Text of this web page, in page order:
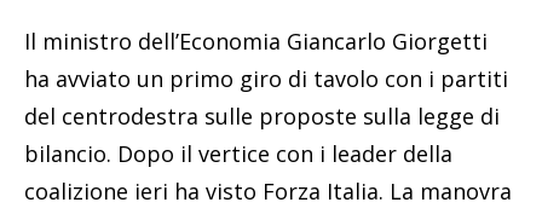
Il ministro dell’Economia Giancarlo Giorgetti
ha avviato un primo giro di tavolo con i partiti
del centrodestra sulle proposte sulla legge di
bilancio. Dopo il vertice con i leader della
coalizione ieri ha visto Forza Italia. La manovra